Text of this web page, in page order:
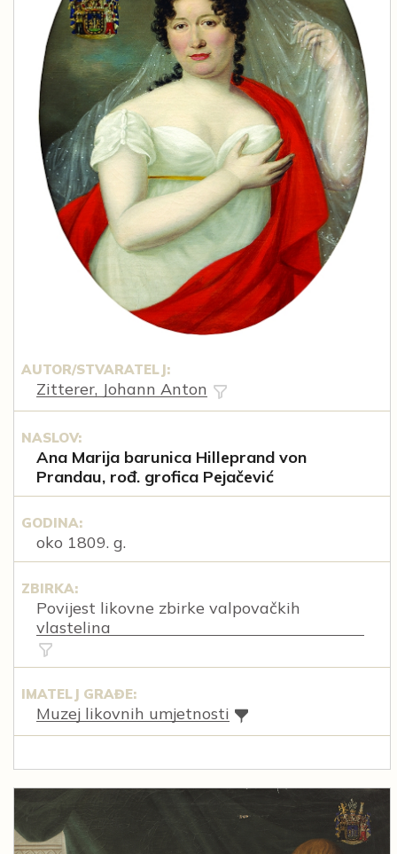
AUTOR/STVARATELJ:
Zitterer, Johann Anton
NASLOV:
Ana Marija barunica Hilleprand von
Prandau, rođ. grofica Pejačević
GODINA:
oko 1809. g.
ZBIRKA:
Povijest likovne zbirke valpovačkih
vlastelina
IMATELJ GRAĐE:
Muzej likovnih umjetnosti